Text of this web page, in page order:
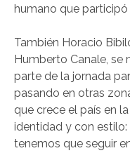
humano que
También Horacio
Humberto Canale, se
parte de la jornada
pasando en otras
que crece el país en
identidad y con
tenemos que seguir